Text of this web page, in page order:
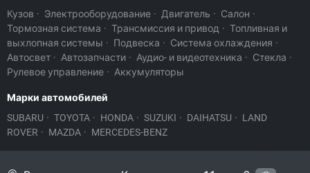
Кузов · Электрооборудование · Двигатель · Салон ·
Тормозная система · Трансмиссия и привод · Топливная и
выхлопная системы · Подвеска · Система охлаждения ·
Автосвет · Автозапчасти · Аудио- и видеотехника · Стекла ·
Рулевое управление · Аккумуляторы
Марки автомобилей
SUBARU · TOYOTA · HONDA · SUZUKI · DAIHATSU · LAND
ROVER · MAZDA · MERCEDES-BENZ